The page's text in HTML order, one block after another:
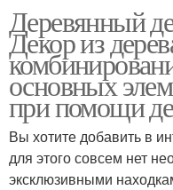
Деревянный
Декор из
основных
при помощи
Вы хотите добавить в
для этого совсем нет
эксклюзивными